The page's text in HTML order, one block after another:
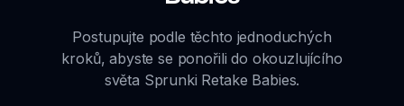
Postupujte podle těchto jednoduchých
kroků, abyste se ponořili do okouzlujícího
světa Sprunki Retake Babies.